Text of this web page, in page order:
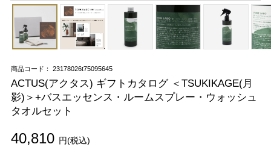
商品コード： 23178026t75095645
ACTUS(アクタス) ギフトカタログ ＜TSUKIKAGE(月
影)＞+バスエッセンス・ルームスプレー・ウォッシュ
タオルセット
40,810 円(税込)